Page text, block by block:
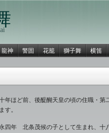
龍神 警固 花籠 獅子舞 横笛
年ほど前、後醍醐天皇の頃の住職・第
す。
四年 北条茂候の子として生まれ、十